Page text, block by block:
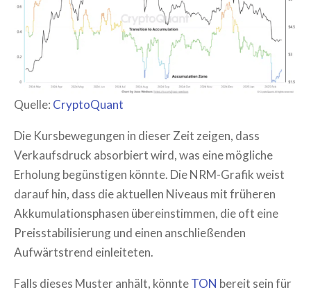
Quelle: CryptoQuant
Die Kursbewegungen in dieser Zeit zeigen, dass
Verkaufsdruck absorbiert wird, was eine mögliche
Erholung begünstigen könnte. Die NRM-Grafik weist
darauf hin, dass die aktuellen Niveaus mit früheren
Akkumulationsphasen übereinstimmen, die oft eine
Preisstabilisierung und einen anschließenden
Aufwärtstrend einleiteten.
Falls dieses Muster anhält, könnteTON bereit sein für